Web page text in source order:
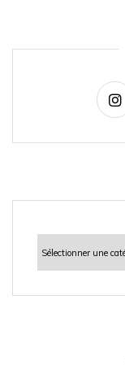
Catégories